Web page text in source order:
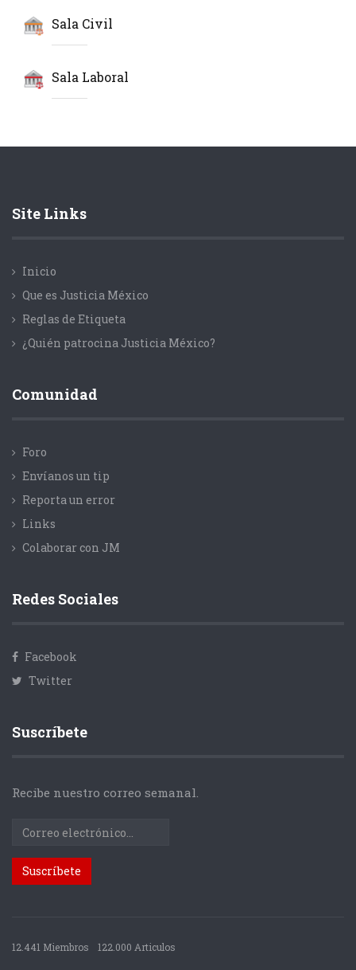
Sala Civil
Sala Laboral
Site Links
Inicio
Que es Justicia México
Reglas de Etiqueta
¿Quién patrocina Justicia México?
Comunidad
Foro
Envíanos un tip
Reporta un error
Links
Colaborar con JM
Redes Sociales
Facebook
Twitter
Suscríbete
Recibe nuestro correo semanal.
12.441 Miembros 122.000 Articulos